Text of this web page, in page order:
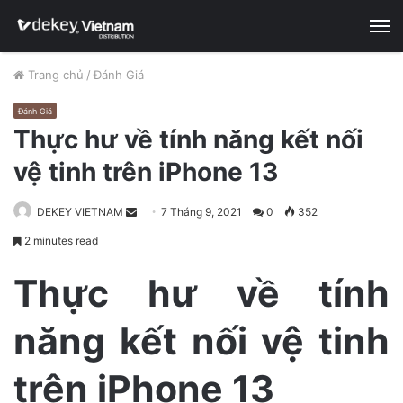
Trang chủ / Đánh Giá
Đánh Giá
Thực hư về tính năng kết nối
vệ tinh trên iPhone 13
DEKEY VIETNAM
e
a
7 Tháng 9, 2021 0 352
2 minutes read
Thực hư về tính
năng kết nối vệ tinh
trên iPhone 13